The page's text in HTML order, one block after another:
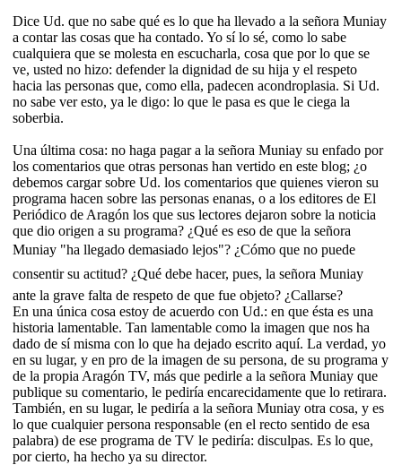
Dice Ud. que no sabe qué es lo que ha llevado a la señora Muniay
a contar las cosas que ha contado. Yo sí lo sé, como lo sabe
cualquiera que se molesta en escucharla, cosa que por lo que se
ve, usted no hizo: defender la dignidad de su hija y el respeto
hacia las personas que, como ella, padecen acondroplasia. Si Ud.
no sabe ver esto, ya le digo: lo que le pasa es que le ciega la
soberbia.
Una última cosa: no haga pagar a la señora Muniay su enfado por
los comentarios que otras personas han vertido en este blog; ¿o
debemos cargar sobre Ud. los comentarios que quienes vieron su
programa hacen sobre las personas enanas, o a los editores de El
Periódico de Aragón los que sus lectores dejaron sobre la noticia
que dio origen a su programa? ¿Qué es eso de que la señora
Muniay "ha llegado demasiado lejos"? ¿Cómo que no puede
consentir su actitud? ¿Qué debe hacer, pues, la señora Muniay
ante la grave falta de respeto de que fue objeto? ¿Callarse?
En una única cosa estoy de acuerdo con Ud.: en que ésta es una
historia lamentable. Tan lamentable como la imagen que nos ha
dado de sí misma con lo que ha dejado escrito aquí. La verdad, yo
en su lugar, y en pro de la imagen de su persona, de su programa y
de la propia Aragón TV, más que pedirle a la señora Muniay que
publique su comentario, le pediría encarecidamente que lo retirara.
También, en su lugar, le pediría a la señora Muniay otra cosa, y es
lo que cualquier persona responsable (en el recto sentido de esa
palabra) de ese programa de TV le pediría: disculpas. Es lo que,
por cierto, ha hecho ya su director.